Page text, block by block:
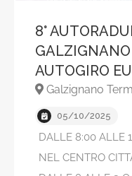
8°
GALZIGNANO
AUTOGIRO
Galzignano
05/10/2025
DALLE 8:00 ALLE
NEL CENTRO